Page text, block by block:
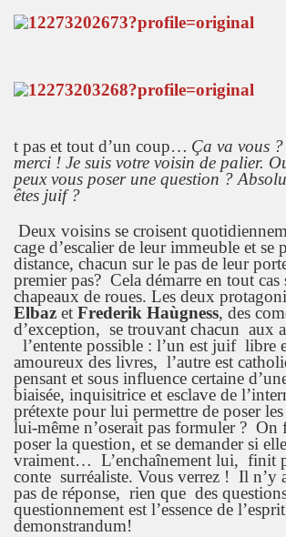
t pas et tout d’un coup… Ça va vous
merci ! Je suis votre voisin de palier.
peux vous poser une question ?
êtes juif ?
Deux voisins se croisent
cage d’escalier de leur immeuble et se
distance, chacun sur le pas de leur
premier pas? Cela démarre en tout cas
chapeaux de roues. Les deux
Elbaz et Frederik Haùgness, des
d’exception, se trouvant chacun aux
l’entente possible : l’un est juif libre
amoureux des livres, l’autre est
pensant et sous influence certaine
biaisée, inquisitrice et esclave de
prétexte pour lui permettre de poser
lui-même n’oserait pas formuler ? On
poser la question, et se demander si
vraiment… L’enchaînement lui, finit
conte surréaliste. Vous verrez ! Il n’y
pas de réponse, rien que des
questionnement est l’essence de
demonstrandum!